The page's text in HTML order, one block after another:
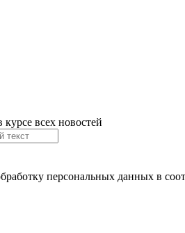
всех новостей
персональных данных в